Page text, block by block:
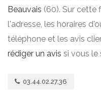
Beauvais (60). Sur cette
l'adresse, les horaires
téléphone et les avis
rédiger un avis si vous le
03.44.02.27.36